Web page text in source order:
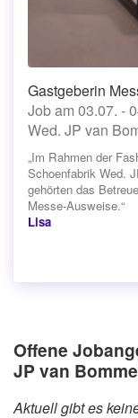
Gastgeberin
Job am 03.07. -
Wed. JP van
„Im Rahmen der
Schoenfabrik Wed.
gehörten das
Messe-Ausweise.“
Lisa
Offene
JP van
Aktuell gibt es